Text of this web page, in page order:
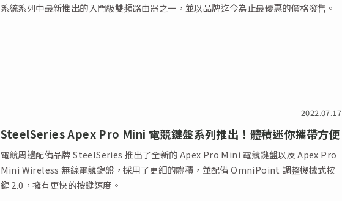
系統系列中最新推出的入門級雙頻路由器之一，並以品牌迄今為止最優惠的價格發售。
2022.07.17
SteelSeries Apex Pro Mini 電競鍵盤系列推出！體積迷你攜帶方便
電競周邊配備品牌 SteelSeries 推出了全新的 Apex Pro Mini 電競鍵盤以及 Apex Pro
Mini Wireless 無線電競鍵盤，採用了更細的體積，並配備 OmniPoint 調整機械式按
鍵 2.0，擁有更快的按鍵速度。